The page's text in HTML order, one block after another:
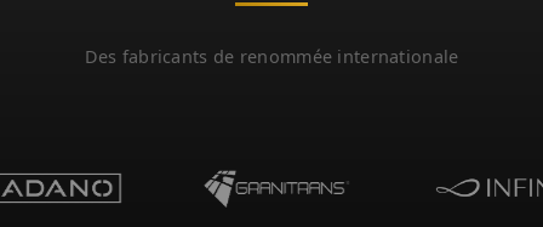
Des fabricants de renommée internationale